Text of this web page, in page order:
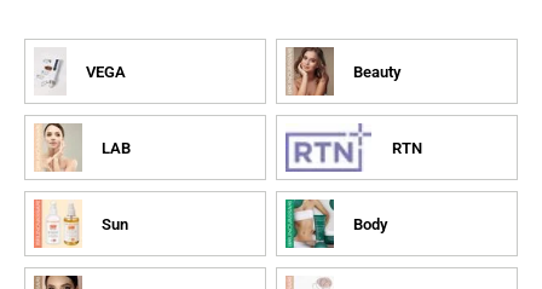
VEGA Beauty
LAB RTN
Sun Body